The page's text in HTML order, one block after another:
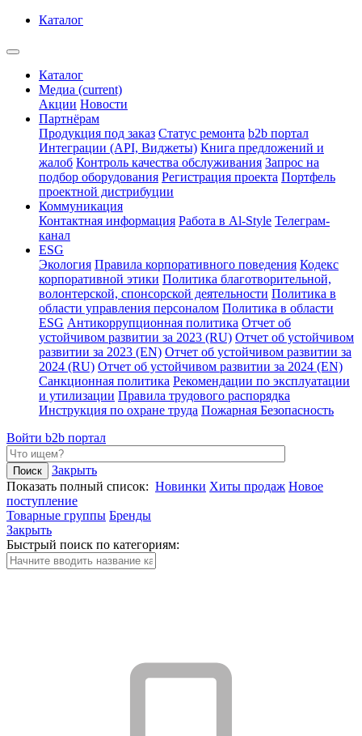
Каталог
Каталог
Медиа (current)
Акции Новости
Партнёрам
Продукция под заказ Статус ремонта b2b портал
Интеграции (API, Виджеты) Книга предложений и
жалоб Контроль качества обслуживания Запрос на
подбор оборудования Регистрация проекта Портфель
проектной дистрибуции
Коммуникация
Контактная информация Работа в Al-Style Телеграм-
канал
ESG
Экология Правила корпоративного поведения Кодекс
корпоративной этики Политика благотворительной,
волонтерской, спонсорской деятельности Политика в
области управления персоналом Политика в области
ESG Антикоррупционная политика Отчет об
устойчивом развитии за 2023 (RU) Отчет об устойчивом
развитии за 2023 (EN) Отчет об устойчивом развитии за
2024 (RU) Отчет об устойчивом развитии за 2024 (EN)
Санкционная политика Рекомендации по эксплуатации
и утилизации Правила трудового распорядка
Инструкция по охране труда Пожарная Безопасность
Войти b2b портал
Закрыть
Показать полный список: Новинки Хиты продаж Новое
поступление
Товарные группы Бренды
Закрыть
Быстрый поиск по категориям: